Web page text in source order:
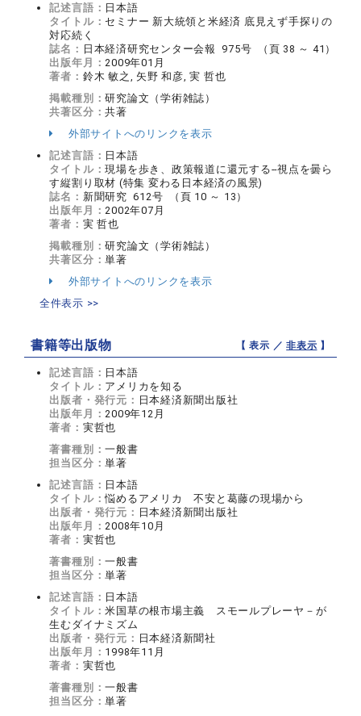
記述言語： 日本語
タイトル： セミナー 新大統領と米経済 底見えず手探りの
対応続く
誌名： 日本経済研究センター会報 975号 （頁 38 ～ 41）
出版年月：2009年01月
著者： 鈴木 敏之, 矢野 和彦, 実 哲也
掲載種別：研究論文（学術雑誌）
共著区分：共著
外部サイトへのリンクを表示
記述言語： 日本語
タイトル：現場を歩き、政策報道に還元する--視点を曇ら
す縦割り取材 (特集 変わる日本経済の風景)
誌名： 新聞研究 612号 （頁 10 ～ 13）
出版年月：2002年07月
著者： 実 哲也
掲載種別：研究論文（学術雑誌）
共著区分：単著
外部サイトへのリンクを表示
全件表示 >>
書籍等出版物 【 表示 ／非表示 】
記述言語： 日本語
タイトル： アメリカを知る
出版者・発行元： 日本経済新聞出版社
出版年月：2009年12月
著者： 実哲也
著書種別：一般書
担当区分：単著
記述言語： 日本語
タイトル：悩めるアメリカ 不安と葛藤の現場から
出版者・発行元： 日本経済新聞出版社
出版年月：2008年10月
著者： 実哲也
著書種別：一般書
担当区分：単著
記述言語： 日本語
タイトル：米国草の根市場主義 スモールプレーヤ－が
生むダイナミズム
出版者・発行元： 日本経済新聞社
出版年月： 1998年11月
著者： 実哲也
著書種別：一般書
担当区分：単著